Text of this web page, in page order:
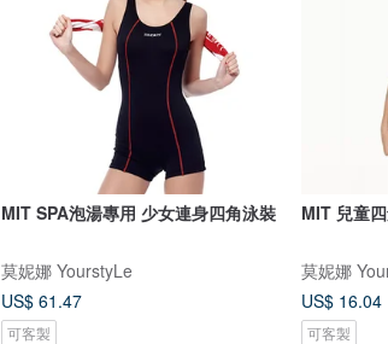
MIT SPA泡湯專用 少女連身四角泳裝
莫妮娜 YourstyLe
US$ 61.47
可客製
MIT 兒童
莫妮娜
US$ 16.04
可客製